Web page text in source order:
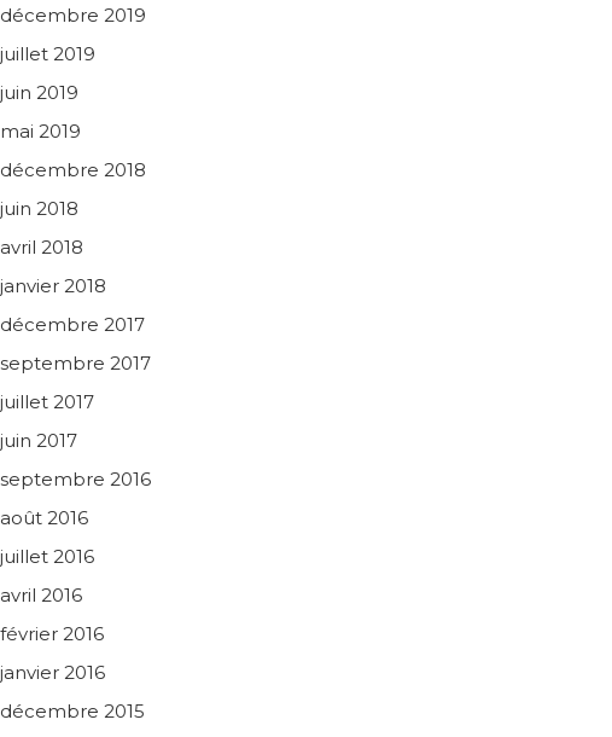
décembre 2019
juillet 2019
juin 2019
mai 2019
décembre 2018
juin 2018
avril 2018
janvier 2018
décembre 2017
septembre 2017
juillet 2017
juin 2017
septembre 2016
août 2016
juillet 2016
avril 2016
février 2016
janvier 2016
décembre 2015